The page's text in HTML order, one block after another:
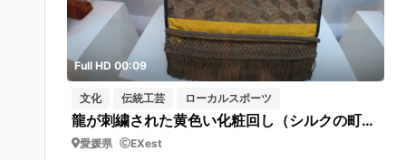
Full HD 00:09
文化 伝統工芸 ローカルスポーツ
龍が刺繍された黄色い化粧回し（シルクの町・西予市野村シルク博物館 ）フィックス
愛媛県 EXest